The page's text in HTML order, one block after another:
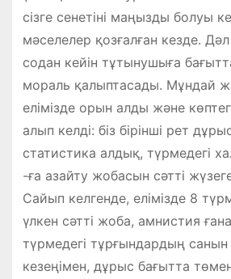
сізге сенетіні маңызды болуы
мәселелер қозғалған кезде.
содан кейін тұтынушыға
мораль қалыптасады. Мұндай
елімізде орын алды және
алып келді: біз бірінші рет
статистика алдық, түрмедегі
-ға азайту жобасын сәтті
Сайып келгенде, елімізде 8
үлкен сәтті жоба, амнистия
түрмедегі тұрғындардың санын
кезеңімен, дұрыс бағытта